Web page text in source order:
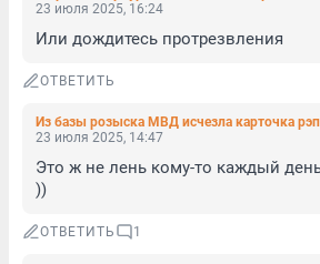
23 июля 2025, 16:24
Или дождитесь протрезвления
ОТВЕТИТЬ
Из базы розыска МВД исчезла карточка
23 июля 2025, 14:47
Это ж не лень кому-то каждый
))
ОТВЕТИТЬ 1